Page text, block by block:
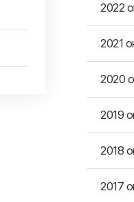
2022
2021
2020
2019
2018
2017